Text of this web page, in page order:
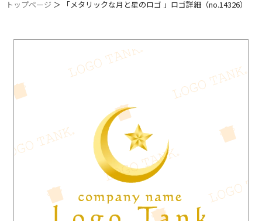
トップページ ＞ 「メタリックな月と星のロゴ 」ロゴ詳細（no.14326）